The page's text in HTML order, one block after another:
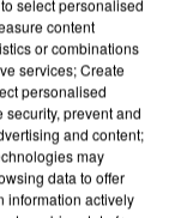
DE LA DZ
select personalised
content
or combinations
services; Create
personalised
prevent and
and content;
may
data to offer
information actively